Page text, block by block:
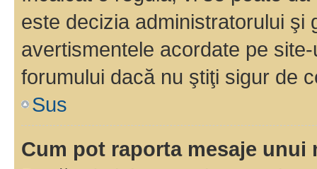
este decizia administratorului şi
avertismentele acordate pe
forumului dacă nu ştiţi sigur de
Sus
Cum pot raporta mesaje unui